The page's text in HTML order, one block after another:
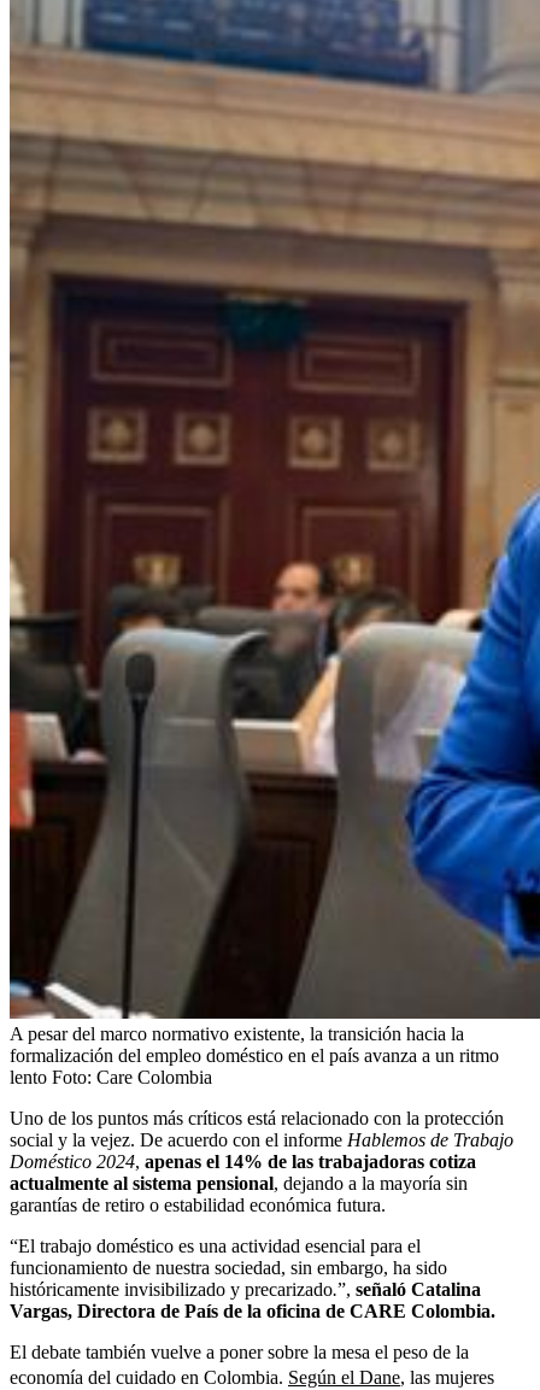
A pesar del marco normativo existente, la transición hacia la
formalización del empleo doméstico en el país avanza a un ritmo
lento Foto: Care Colombia
Uno de los puntos más críticos está relacionado con la protección
social y la vejez. De acuerdo con el informe Hablemos de Trabajo
Doméstico 2024, apenas el 14% de las trabajadoras cotiza
actualmente al sistema pensional, dejando a la mayoría sin
garantías de retiro o estabilidad económica futura.
“El trabajo doméstico es una actividad esencial para el
funcionamiento de nuestra sociedad, sin embargo, ha sido
históricamente invisibilizado y precarizado.”, señaló Catalina
Vargas, Directora de País de la oficina de CARE Colombia.
El debate también vuelve a poner sobre la mesa el peso de la
economía del cuidado en Colombia. Según el Dane, las mujeres